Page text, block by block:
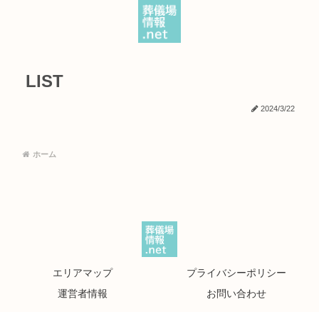
LIST
2024/3/22
ホーム
エリアマップ
プライバシーポリシー
運営者情報
お問い合わせ